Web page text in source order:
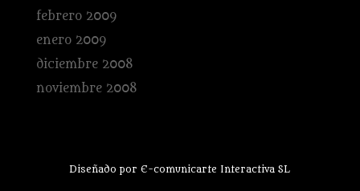
febrero 2009
enero 2009
diciembre 2008
noviembre 2008
Diseñado por E-comunicarte Interactiva SL